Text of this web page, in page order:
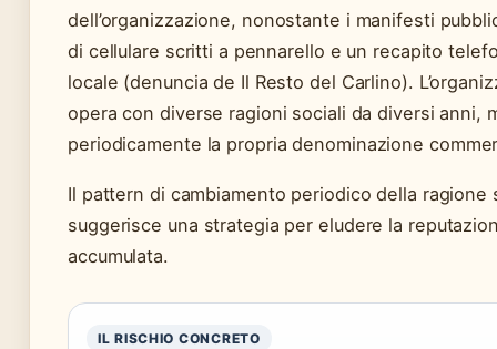
dell’organizzazione, nonostante i manifesti
di cellulare scritti a pennarello e un recapito
locale (denuncia de Il Resto del Carlino).
opera con diverse ragioni sociali da diversi anni,
periodicamente la propria denominazione
Il pattern di cambiamento periodico della ragione
suggerisce una strategia per eludere la
accumulata.
IL RISCHIO CONCRETO